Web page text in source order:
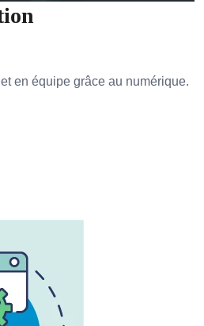
en équipe grâce au numérique.